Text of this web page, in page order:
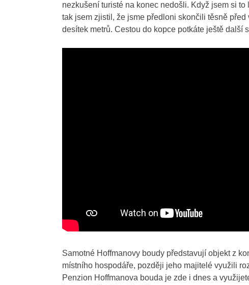
nezkušení turisté na konec nedošli. Když jsem si
tak jsem zjistil, že jsme předloni skončili těsně
desítek metrů. Cestou do kopce potkáte ještě další
Samotné Hoffmanovy boudy představují objekt z
místního hospodáře, později jeho majitelé využili
Penzion Hoffmanova bouda je zde i dnes a